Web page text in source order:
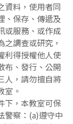
資料，使用者同
、保存、傳遞及
或服務、或作成
調查或研究，
利得授權他人使
布、發行、公開
人，請勿擅自將
室。
下，本教室可保
警察：(a)遵守中